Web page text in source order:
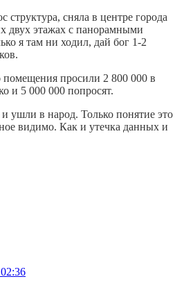
структура, сняла в центре города
двух этажах с панорамными
я там ни ходил, дай бог 1-2
помещения просили 2 800 000 в
и 5 000 000 попросят.
ушли в народ. Только понятие это
видимо. Как и утечка данных и